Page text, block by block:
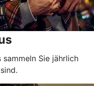
Sie jährlich